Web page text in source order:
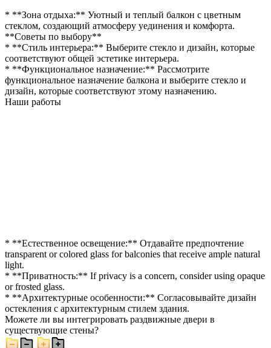
* **Зона отдыха:** Уютный и теплый балкон с цветным
стеклом, создающий атмосферу уединения и комфорта.
**Советы по выбору**
* **Стиль интерьера:** Выберите стекло и дизайн, которые
соответствуют общей эстетике интерьера.
* **Функциональное назначение:** Рассмотрите
функциональное назначение балкона и выберите стекло и
дизайн, которые соответствуют этому назначению.
Наши работы
* **Естественное освещение:** Отдавайте предпочтение
transparent or colored glass for balconies that receive ample natural
light.
* **Приватность:** If privacy is a concern, consider using opaque
or frosted glass.
* **Архитектурные особенности:** Согласовывайте дизайн
остекления с архитектурным стилем здания.
Можете ли вы интегрировать раздвижные двери в
существующие стены?